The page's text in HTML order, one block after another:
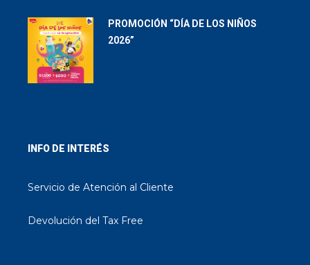
PROMOCIÓN “DÍA DE LOS NIÑOS
2026”
INFO DE INTERÉS
Servicio de Atención al Cliente
Devolución del Tax Free